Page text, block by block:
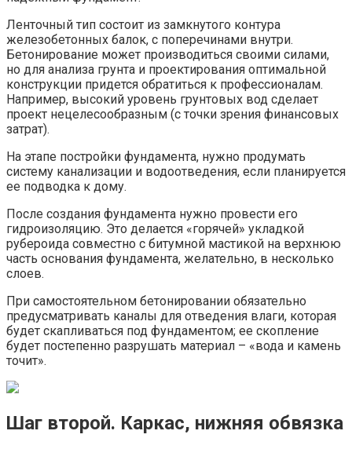
Ленточный тип состоит из замкнутого контура
железобетонных балок, с поперечинами внутри.
Бетонирование может производиться своими силами,
но для анализа грунта и проектирования оптимальной
конструкции придется обратиться к профессионалам.
Например, высокий уровень грунтовых вод сделает
проект нецелесообразным (с точки зрения финансовых
затрат).
На этапе постройки фундамента, нужно продумать
систему канализации и водоотведения, если планируется
ее подводка к дому.
После создания фундамента нужно провести его
гидроизоляцию. Это делается «горячей» укладкой
рубероида совместно с битумной мастикой на верхнюю
часть основания фундамента, желательно, в несколько
слоев.
При самостоятельном бетонировании обязательно
предусматривать каналы для отведения влаги, которая
будет скапливаться под фундаментом; ее скопление
будет постепенно разрушать материал – «вода и камень
точит».
Шаг второй. Каркас, нижняя обвязка